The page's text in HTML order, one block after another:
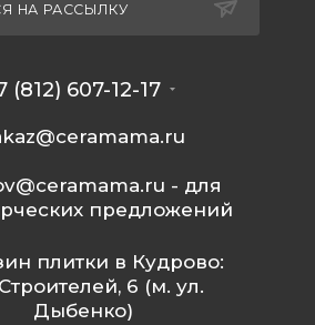
НА РАССЫЛКУ
(812) 607-12-17
- для
предложений
плитки в Кудрово:
6 (м. ул.
Дыбенко)